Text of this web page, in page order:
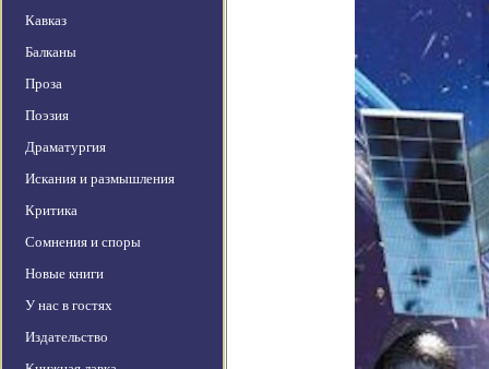
Кавказ
Балканы
Проза
Поэзия
Драматургия
Искания и размышления
Критика
Сомнения и споры
Новые книги
У нас в гостях
Издательство